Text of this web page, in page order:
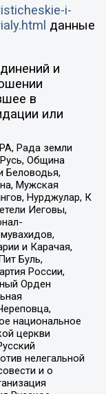
i-
данные
и
в
или
Рада земли
Община
Беловодья,
Мужская
Нурджулар, К
Иеговы,
и Карачая,
Буль,
России,
Орден
национальное
церкви
нелегальной
и о